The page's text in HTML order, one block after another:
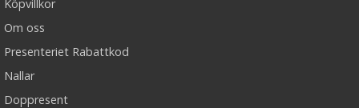
Köpvillkor
Om oss
Presenteriet Rabattkod
Nallar
Doppresent